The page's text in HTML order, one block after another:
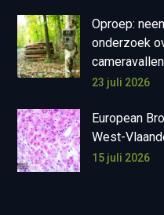
Oproep:
onderzoek
cameravallen
23 juli 2026
European
West-
15 juli 2026